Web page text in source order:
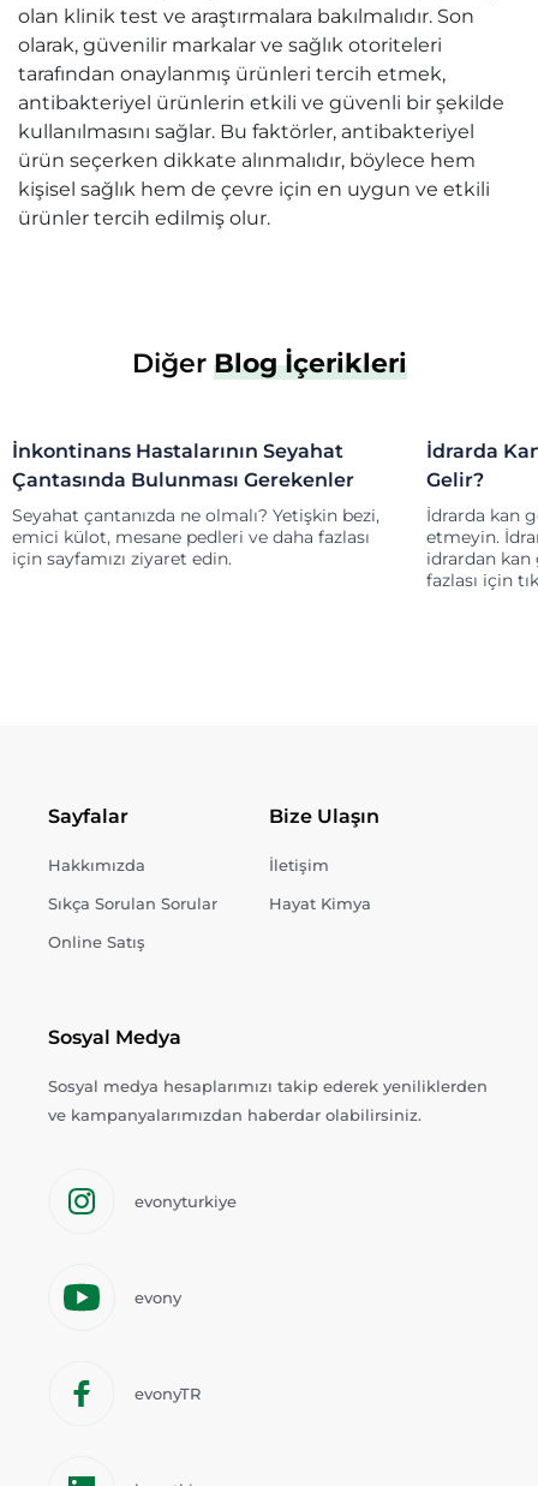
olan klinik test ve araştırmalara bakılmalıdır. Son
olarak, güvenilir markalar ve sağlık otoriteleri
tarafından onaylanmış ürünleri tercih etmek,
antibakteriyel ürünlerin etkili ve güvenli bir şekilde
kullanılmasını sağlar. Bu faktörler, antibakteriyel
ürün seçerken dikkate alınmalıdır, böylece hem
kişisel sağlık hem de çevre için en uygun ve etkili
ürünler tercih edilmiş olur.
Diğer Blog İçerikleri
İnkontinans Hastalarının Seyahat
Çantasında Bulunması Gerekenler
Seyahat çantanızda ne olmalı? Yetişkin bezi,
emici külot, mesane pedleri ve daha fazlası
için sayfamızı ziyaret edin.
İdrarda
Gelir?
İdrarda kan
etmeyin.
idrardan kan
fazlası için
Sayfalar
Hakkımızda
Sıkça Sorulan Sorular
Online Satış
Bize Ulaşın
İletişim
Hayat Kimya
Sosyal Medya
Sosyal medya hesaplarımızı takip ederek yeniliklerden
ve kampanyalarımızdan haberdar olabilirsiniz.
evonyturkiye
evony
evonyTR